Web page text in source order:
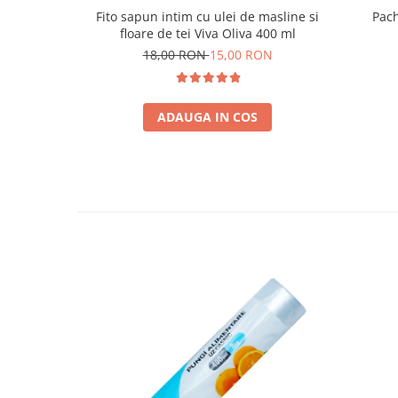
Fito sapun intim cu ulei de masline si
floare de tei Viva Oliva 400 ml
18,00 RON15,00 RON
ADAUGA IN COS